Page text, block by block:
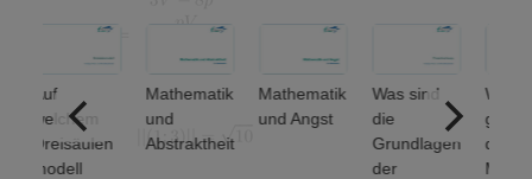
Mathematik
Abstraktheit
Mathematik
und Angst
Was sind
die
Grundlagen
Welche
grundlegen
den
Mengenop